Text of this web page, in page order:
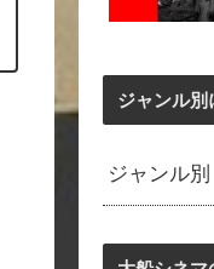
ジャンル別
ジャンル別